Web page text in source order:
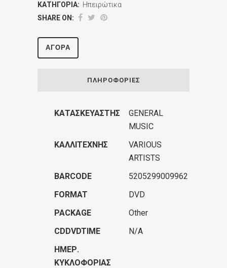
ΚΑΤΗΓΟΡΊΑ: Ηπειρώτικα
SHARE ON:
ΑΓΟΡΆ
ΠΛΗΡΟΦΟΡΊΕΣ
ΚΑΤΑΣΚΕΥΑΣΤΉΣ
GENERAL
MUSIC
ΚΑΛΛΙΤΈΧΝΗΣ
VARIOUS
ARTISTS
BARCODE
5205299009962
FORMAT
DVD
PACKAGE
Other
CDDVDTIME
N/A
ΗΜΕΡ.
ΚΥΚΛΟΦΟΡΊΑΣ